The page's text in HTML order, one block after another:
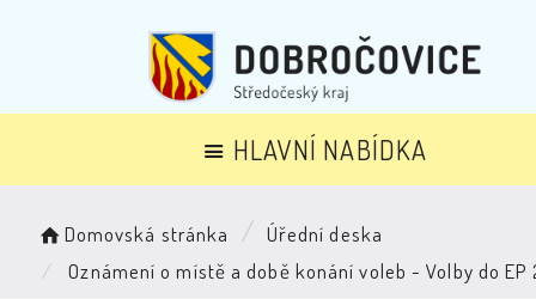
HLAVNÍ NABÍDKA
Domovská stránka
Úřední deska
Oznámení o místě a době konání voleb - Volby do